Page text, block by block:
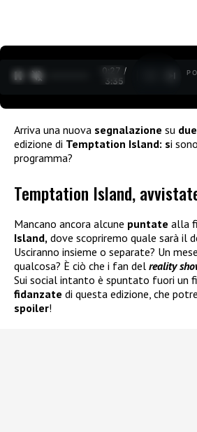
0:28 /
3:35
Arriva una nuova segnalazione su due
edizione di Temptation Island: si
programma?
Temptation Island,
Mancano ancora alcune puntate alla
Island, dove scopriremo quale sarà il
Usciranno insieme o separate? Un
qualcosa? È ciò che i fan del reality
Sui social intanto è spuntato fuori un
fidanzate di questa edizione, che
spoiler!